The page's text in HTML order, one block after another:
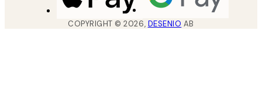
COPYRIGHT ©2026, DESENIO AB